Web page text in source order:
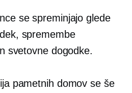
se spreminjajo glede
spremembe
svetovne dogodke.
pametnih domov se še